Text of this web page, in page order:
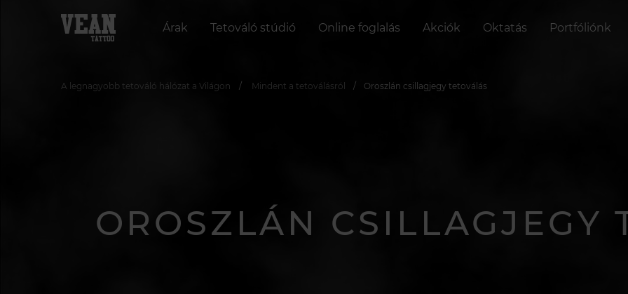
Árak Tetováló stúdió Online foglalás Akciók Oktatás Portfóliónk
A legnagyobb tetováló hálózat a Világon Mindent a tetoválásról Oroszlán csillagjegy tetoválás
OROSZLÁN CSILLAGJEGY